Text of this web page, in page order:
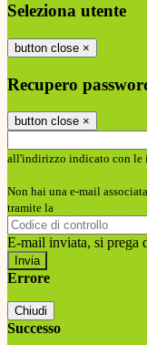
Seleziona utente
button close ×
Recupero
button close ×
all'indirizzo indicato con le
Non hai una e-mail
tramite la
E-mail inviata, si prega
Errore
Chiudi
Successo